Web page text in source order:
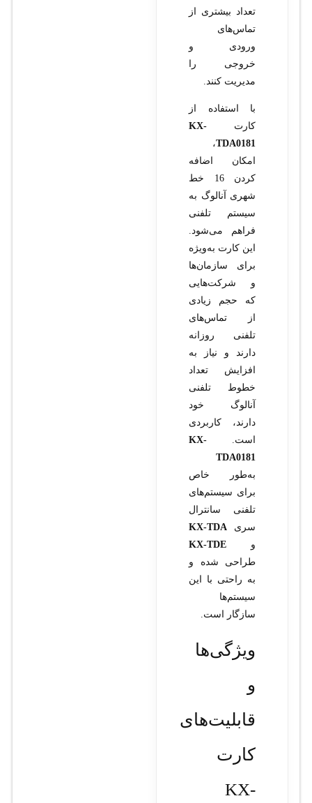
تعداد بیشتری از
تماس‌های
ورودی و
خروجی را
مدیریت کنند.
با استفاده از
کارت KX-
TDA0181،
امکان اضافه
کردن 16 خط
شهری آنالوگ به
سیستم تلفنی
فراهم می‌شود.
این کارت به‌ویژه
برای سازمان‌ها
و شرکت‌هایی
که حجم زیادی
از تماس‌های
تلفنی روزانه
دارند و نیاز به
افزایش تعداد
خطوط تلفنی
آنالوگ خود
دارند، کاربردی
است. KX-
TDA0181
به‌طور خاص
برای سیستم‌های
تلفنی سانترال
سری KX-TDA
و KX-TDE
طراحی شده و
به راحتی با این
سیستم‌ها
سازگار است.
ویژگی‌ها
و
قابلیت‌های
کارت
KX-